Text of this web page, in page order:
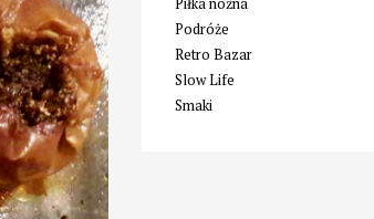
Podróże
Retro Bazar
Slow Life
Smaki